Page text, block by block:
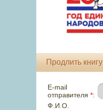
Продлить книгу
E-mail
отправителя *:
Ф.И.О.